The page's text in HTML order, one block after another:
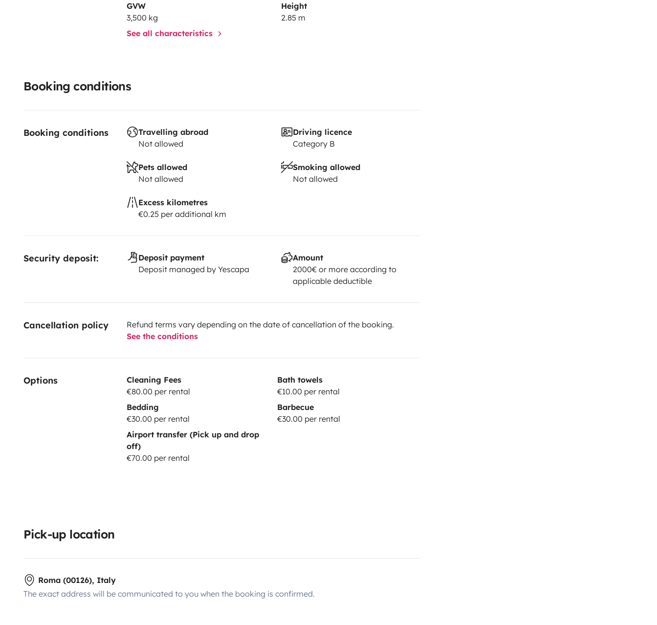
GVW
3,500 kg
Height
2.85 m
See all characteristics
Booking conditions
Booking conditions
Travelling abroad
Not allowed
Driving licence
Category B
Pets allowed
Not allowed
Smoking allowed
Not allowed
Excess kilometres
€0.25 per additional km
Security deposit:
Deposit payment
Deposit managed by Yescapa
Amount
2000€ or more according to
applicable deductible
Cancellation policy
Refund terms vary depending on the date of cancellation of the booking.
See the conditions
Options
Cleaning Fees
€80.00 per rental
Bath towels
€10.00 per rental
Bedding
€30.00 per rental
Barbecue
€30.00 per rental
Airport transfer (Pick up and drop
off)
€70.00 per rental
Pick-up location
Roma (00126), Italy
The exact address will be communicated to you when the booking is confirmed.